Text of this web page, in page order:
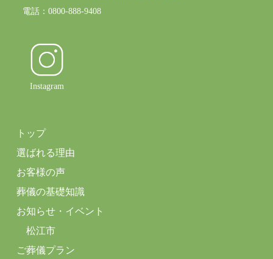
電話：0800-888-9408
Instagram
トップ
選ばれる理由
お客様の声
葬儀の基礎知識
お知らせ・イベント
松江市
ご葬儀プラン